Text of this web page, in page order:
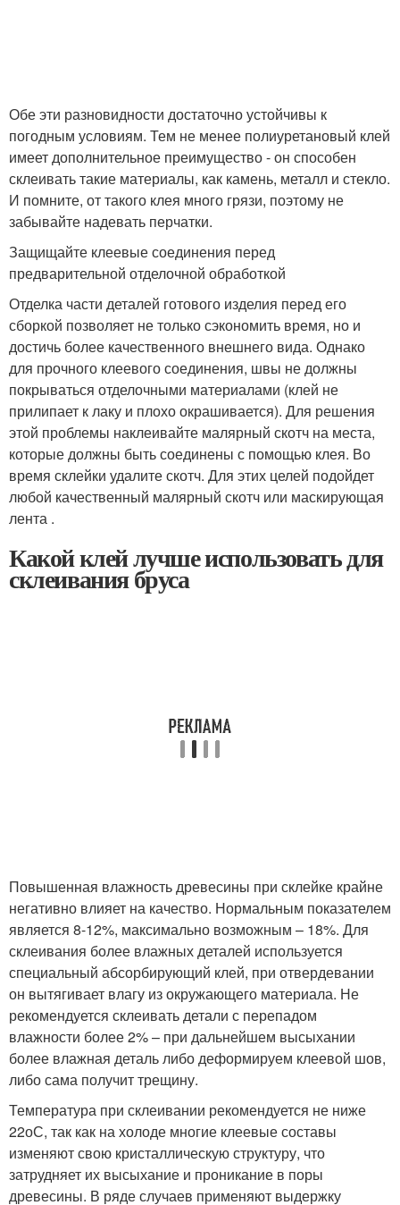
Обе эти разновидности достаточно устойчивы к
погодным условиям. Тем не менее полиуретановый клей
имеет дополнительное преимущество - он способен
склеивать такие материалы, как камень, металл и стекло.
И помните, от такого клея много грязи, поэтому не
забывайте надевать перчатки.
Защищайте клеевые соединения перед
предварительной отделочной обработкой
Отделка части деталей готового изделия перед его
сборкой позволяет не только сэкономить время, но и
достичь более качественного внешнего вида. Однако
для прочного клеевого соединения, швы не должны
покрываться отделочными материалами (клей не
прилипает к лаку и плохо окрашивается). Для решения
этой проблемы наклеивайте малярный скотч на места,
которые должны быть соединены с помощью клея. Во
время склейки удалите скотч. Для этих целей подойдет
любой качественный малярный скотч или маскирующая
лента .
Какой клей лучше использовать для
склеивания бруса
Повышенная влажность древесины при склейке крайне
негативно влияет на качество. Нормальным показателем
является 8-12%, максимально возможным – 18%. Для
склеивания более влажных деталей используется
специальный абсорбирующий клей, при отвердевании
он вытягивает влагу из окружающего материала. Не
рекомендуется склеивать детали с перепадом
влажности более 2% – при дальнейшем высыхании
более влажная деталь либо деформируем клеевой шов,
либо сама получит трещину.
Температура при склеивании рекомендуется не ниже
22оС, так как на холоде многие клеевые составы
изменяют свою кристаллическую структуру, что
затрудняет их высыхание и проникание в поры
древесины. В ряде случаев применяют выдержку